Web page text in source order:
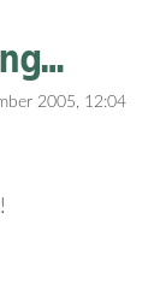
2005, 12:04